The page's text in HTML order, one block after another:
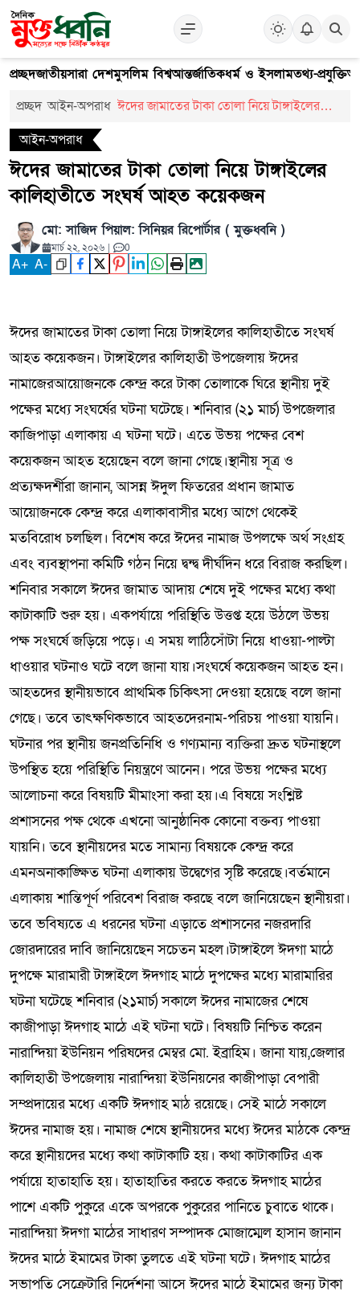
প্রচ্ছদজাতীয়সারা দেশমুসলিম বিশ্বআন্তর্জাতিকধর্ম ও ইসলামতথ্য-প্রযুক্তি
প্রচ্ছদ আইন-অপরাধ ঈদের জামাতের টাকা তোলা নিয়ে টাঙ্গাইলের
আইন-অপরাধ
ঈদের জামাতের টাকা তোলা নিয়ে টাঙ্গাইলের
কালিহাতীতে সংঘর্ষ আহত কয়েকজন
মো: সাজিদ পিয়াল: সিনিয়র রিপোর্টার ( মুক্তধ্বনি )
মার্চ ২২, ২০২৬ | 0
A+ A-
ঈদের জামাতের টাকা তোলা নিয়ে টাঙ্গাইলের কালিহাতীতে সংঘর্ষ
আহত কয়েকজন। টাঙ্গাইলের কালিহাতী উপজেলায় ঈদের
নামাজেরআয়োজনকে কেন্দ্র করে টাকা তোলাকে ঘিরে স্থানীয় দুই
পক্ষের মধ্যে সংঘর্ষের ঘটনা ঘটেছে। শনিবার (২১ মার্চ) উপজেলার
কাজিপাড়া এলাকায় এ ঘটনা ঘটে। এতে উভয় পক্ষের বেশ
কয়েকজন আহত হয়েছেন বলে জানা গেছে।স্থানীয় সূত্র ও
প্রত্যক্ষদর্শীরা জানান, আসন্ন ঈদুল ফিতরের প্রধান জামাত
আয়োজনকে কেন্দ্র করে এলাকাবাসীর মধ্যে আগে থেকেই
মতবিরোধ চলছিল। বিশেষ করে ঈদের নামাজ উপলক্ষে অর্থ সংগ্রহ
এবং ব্যবস্থাপনা কমিটি গঠন নিয়ে দ্বন্দ্ব দীর্ঘদিন ধরে বিরাজ করছিল।
শনিবার সকালে ঈদের জামাত আদায় শেষে দুই পক্ষের মধ্যে কথা
কাটাকাটি শুরু হয়। একপর্যায়ে পরিস্থিতি উত্তপ্ত হয়ে উঠলে উভয়
পক্ষ সংঘর্ষে জড়িয়ে পড়ে। এ সময় লাঠিসোঁটা নিয়ে ধাওয়া-পাল্টা
ধাওয়ার ঘটনাও ঘটে বলে জানা যায়।সংঘর্ষে কয়েকজন আহত হন।
আহতদের স্থানীয়ভাবে প্রাথমিক চিকিৎসা দেওয়া হয়েছে বলে জানা
গেছে। তবে তাৎক্ষণিকভাবে আহতদেরনাম-পরিচয় পাওয়া যায়নি।
ঘটনার পর স্থানীয় জনপ্রতিনিধি ও গণ্যমান্য ব্যক্তিরা দ্রুত ঘটনাস্থলে
উপস্থিত হয়ে পরিস্থিতি নিয়ন্ত্রণে আনেন। পরে উভয় পক্ষের মধ্যে
আলোচনা করে বিষয়টি মীমাংসা করা হয়।এ বিষয়ে সংশ্লিষ্ট
প্রশাসনের পক্ষ থেকে এখনো আনুষ্ঠানিক কোনো বক্তব্য পাওয়া
যায়নি। তবে স্থানীয়দের মতে সামান্য বিষয়কে কেন্দ্র করে
এমনঅনাকাঙ্ক্ষিত ঘটনা এলাকায় উদ্বেগের সৃষ্টি করেছে।বর্তমানে
এলাকায় শান্তিপূর্ণ পরিবেশ বিরাজ করছে বলে জানিয়েছেন স্থানীয়রা।
তবে ভবিষ্যতে এ ধরনের ঘটনা এড়াতে প্রশাসনের নজরদারি
জোরদারের দাবি জানিয়েছেন সচেতন মহল।টাঙ্গাইলে ঈদগা মাঠে
দুপক্ষে মারামারী টাঙ্গাইলে ঈদগাহ মাঠে দুপক্ষের মধ্যে মারামারির
ঘটনা ঘটেছে শনিবার (২১মার্চ) সকালে ঈদের নামাজের শেষে
কাজীপাড়া ঈদগাহ মাঠে এই ঘটনা ঘটে। বিষয়টি নিশ্চিত করেন
নারান্দিয়া ইউনিয়ন পরিষদের মেম্বর মো. ইব্রাহিম। জানা যায়,জেলার
কালিহাতী উপজেলায় নারান্দিয়া ইউনিয়নের কাজীপাড়া বেপারী
সম্প্রদায়ের মধ্যে একটি ঈদগাহ মাঠ রয়েছে। সেই মাঠে সকালে
ঈদের নামাজ হয়। নামাজ শেষে স্থানীয়দের মধ্যে ঈদের মাঠকে কেন্দ্র
করে স্থানীয়দের মধ্যে কথা কাটাকাটি হয়। কথা কাটাকাটির এক
পর্যায়ে হাতাহাতি হয়। হাতাহাতির করতে করতে ঈদগাহ মাঠের
পাশে একটি পুকুরে একে অপরকে পুকুরের পানিতে চুবাতে থাকে।
নারান্দিয়া ঈদগা মাঠের সাধারণ সম্পাদক মোজাম্মেল হাসান জানান
ঈদের মাঠে ইমামের টাকা তুলতে এই ঘটনা ঘটে। ঈদগাহ মাঠের
সভাপতি সেক্রেটারি নির্দেশনা আসে ঈদের মাঠে ইমামের জন্য টাকা